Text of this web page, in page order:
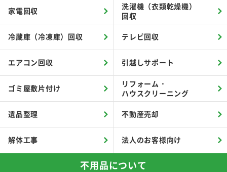
家電回収
洗濯機（衣類乾燥機）
回収
冷蔵庫（冷凍庫）回収 テレビ回収
エアコン回収 引越しサポート
ゴミ屋敷片付け
リフォーム・
ハウスクリーニング
遺品整理 不動産売却
解体工事 法人のお客様向け
不用品について